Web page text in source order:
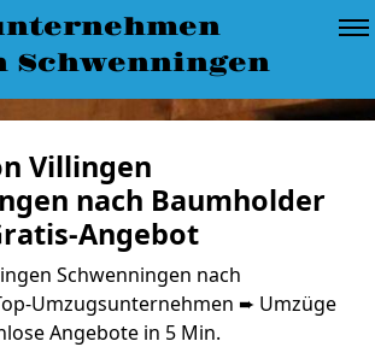
Schwenningen
Villingen
nach Baumholder
Angebot
Schwenningen nach
Umzugsunternehmen ➨ Umzüge
Angebote in 5 Min.